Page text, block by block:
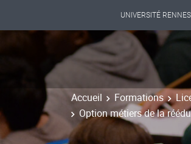
UNIVERSITÉ
Accueil Formations
Option métiers de la